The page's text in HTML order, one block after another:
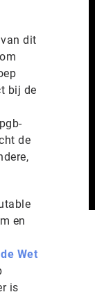
dit
bij de
de
en
Wet
is